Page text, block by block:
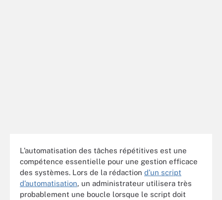
L’automatisation des tâches répétitives est une
compétence essentielle pour une gestion efficace
des systèmes. Lors de la rédaction d’un script
d’automatisation, un administrateur utilisera très
probablement une boucle lorsque le script doit